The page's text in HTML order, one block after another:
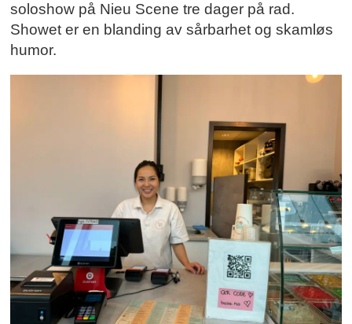
soloshow på Nieu Scene tre dager på rad.
Showet er en blanding av sårbarhet og skamløs
humor.